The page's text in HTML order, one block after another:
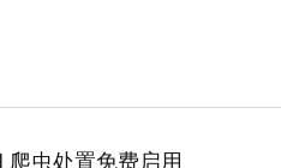
爬虫处置免费启用